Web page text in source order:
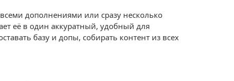
дополнениями или сразу несколько
её в один аккуратный, удобный для
базу и допы, собирать контент из всех